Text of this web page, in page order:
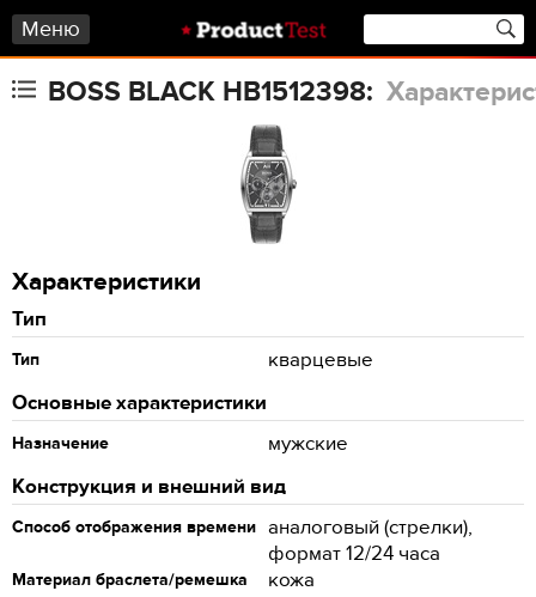
Меню
BOSS BLACK HB1512398:
Характеристики
Тип
Тип
кварцевые
Основные характеристики
Назначение
мужские
Конструкция и внешний вид
Способ отображения времени аналоговый (стрелки),
формат 12/24 часа
Материал браслета/ремешка
кожа